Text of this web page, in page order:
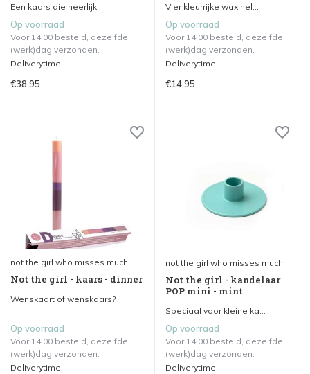
Een kaars die heerlijk ...
Op voorraad
Voor 14.00 besteld, dezelfde
(werk)dag verzonden.
Deliverytime
€38,95
Vier kleurrijke waxinel...
Op voorraad
Voor 14.00 besteld, dezelfde
(werk)dag verzonden.
Deliverytime
€14,95
not the girl who misses much
Not the girl - kaars - dinner
Wenskaart of wenskaars?...
Op voorraad
Voor 14.00 besteld, dezelfde
(werk)dag verzonden.
Deliverytime
not the girl who misses much
Not the girl - kandelaar
POP mini - mint
Speciaal voor kleine ka...
Op voorraad
Voor 14.00 besteld, dezelfde
(werk)dag verzonden.
Deliverytime